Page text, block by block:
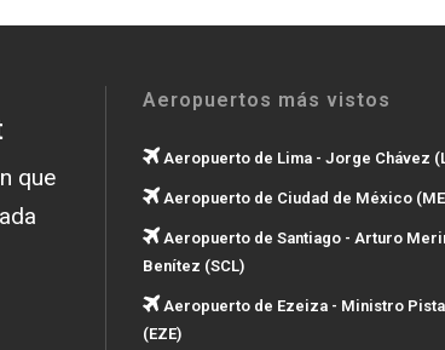
que
Aeropuertos más vistos
Aeropuerto de Lima - Jorge Chávez
Aeropuerto de Ciudad de México
Aeropuerto de Santiago - Arturo
Benítez (SCL)
Aeropuerto de Ezeiza - Ministro
(EZE)